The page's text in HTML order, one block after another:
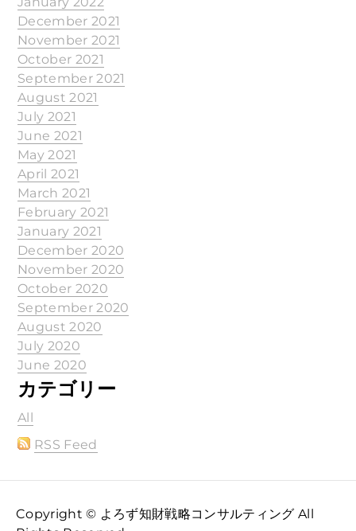
December 2021
November 2021
October 2021
September 2021
August 2021
July 2021
June 2021
May 2021
April 2021
March 2021
February 2021
January 2021
December 2020
November 2020
October 2020
September 2020
August 2020
July 2020
June 2020
カテゴリー
All
RSS Feed
Copyright © よろず知財戦略コンサルティング All